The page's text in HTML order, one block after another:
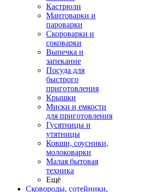
Кастрюли
Мантоварки и
пароварки
Скороварки и
соковарки
Выпечка и
запекание
Посуда для
быстрого
приготовления
Крышки
Миски и емкости
для приготовления
Гусятницы и
утятницы
Ковши, соусники,
молоковарки
Малая бытовая
техника
Ещё
Сковороды, сотейники,